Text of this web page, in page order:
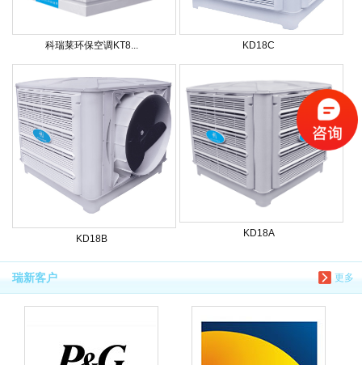
科瑞莱环保空调KT8... KD18C
KD18B KD18A
更多
瑞新客户